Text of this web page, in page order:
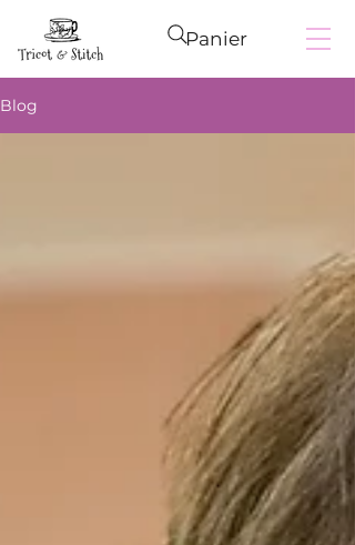
Panier
Blog